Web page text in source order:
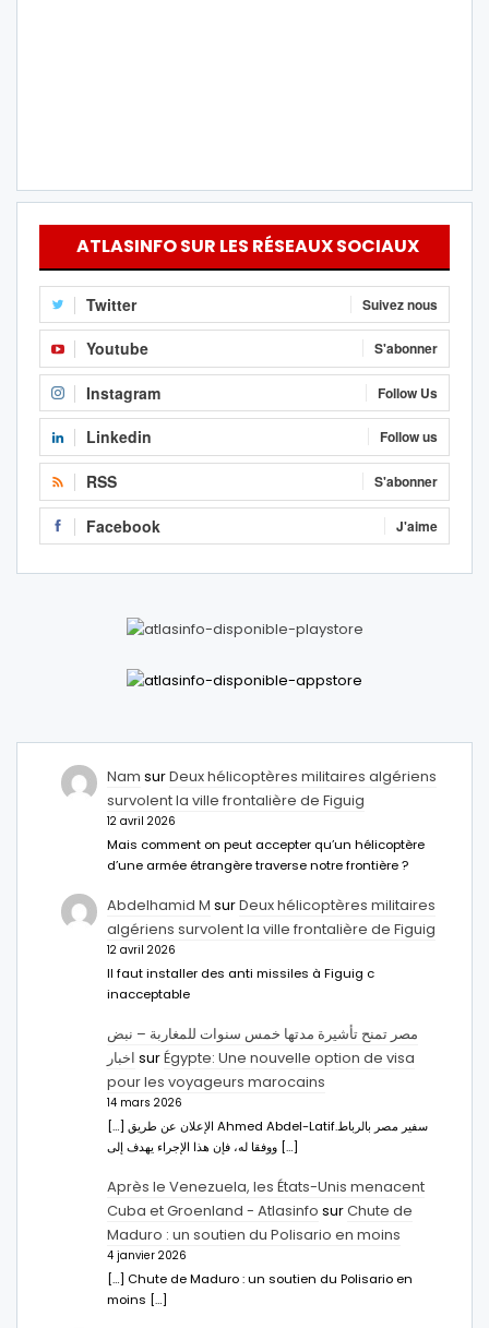
ATLASINFO SUR LES RÉSEAUX SOCIAUX
Twitter Suivez nous
Youtube S'abonner
Instagram Follow Us
Linkedin Follow us
RSS S'abonner
Facebook J'aime
Nam surDeux hélicoptères militaires algériens
survolent la ville frontalière de Figuig
12 avril 2026
Mais comment on peut accepter qu’un hélicoptère
d’une armée étrangère traverse notre frontière ?
Abdelhamid M surDeux hélicoptères militaires
algériens survolent la ville frontalière de Figuig
12 avril 2026
Il faut installer des anti missiles à Figuig c
inacceptable
مصر تمنح تأشيرة مدتها خمس سنوات للمغاربة – نبض
اخبار surÉgypte: Une nouvelle option de visa
pour les voyageurs marocains
14 mars 2026
[…] الإعلان عن طريق Ahmed Abdel-Latifسفير مصر بالرباط.
ووفقا له، فإن هذا الإجراء يهدف إلى […]
Après le Venezuela, les États-Unis menacent
Cuba et Groenland - Atlasinfo surChute de
Maduro : un soutien du Polisario en moins
4 janvier 2026
[…] Chute de Maduro : un soutien du Polisario en
moins […]